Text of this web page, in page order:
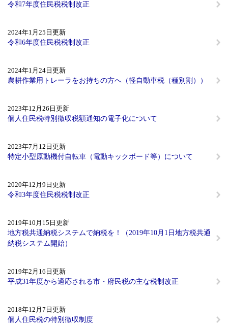
令和7年度住民税税制改正
2024年1月25日更新
令和6年度住民税税制改正
2024年1月24日更新
農耕作業用トレーラをお持ちの方へ（軽自動車税（種別割））
2023年12月26日更新
個人住民税特別徴収税額通知の電子化について
2023年7月12日更新
特定小型原動機付自転車（電動キックボード等）について
2020年12月9日更新
令和3年度住民税税制改正
2019年10月15日更新
地方税共通納税システムで納税を！（2019年10月1日地方税共通
納税システム開始）
2019年2月16日更新
平成31年度から適応される市・府民税の主な税制改正
2018年12月7日更新
個人住民税の特別徴収制度